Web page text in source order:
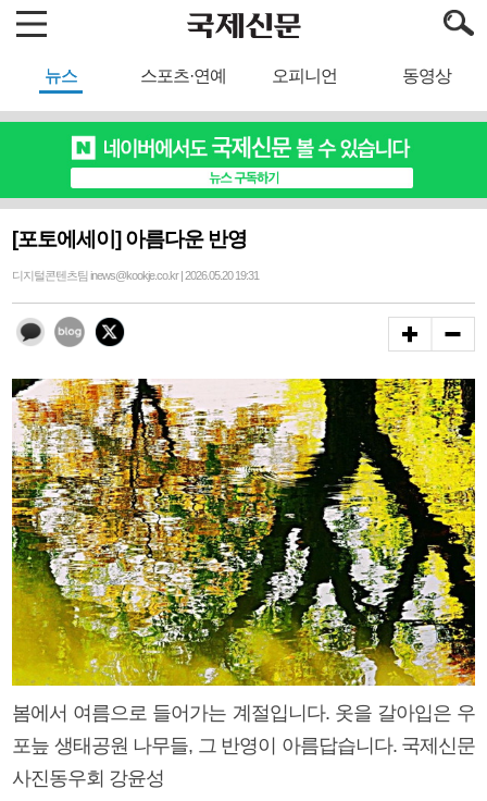
뉴스 스포츠·연예 오피니언 동영상
[포토에세이] 아름다운 반영
디지털콘텐츠팀 inews@kookje.co.kr | 2026.05.20 19:31
봄에서 여름으로 들어가는 계절입니다. 옷을 갈아입은 우
포늪 생태공원 나무들, 그 반영이 아름답습니다. 국제신문
사진동우회 강윤성